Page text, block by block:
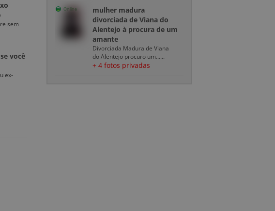
sem
você
ex-
Online
mulher madura
divorciada de Viana do
Alentejo à procura de um
amante
Divorciada Madura de Viana
do Alentejo procuro um......
+ 4 fotos privadas